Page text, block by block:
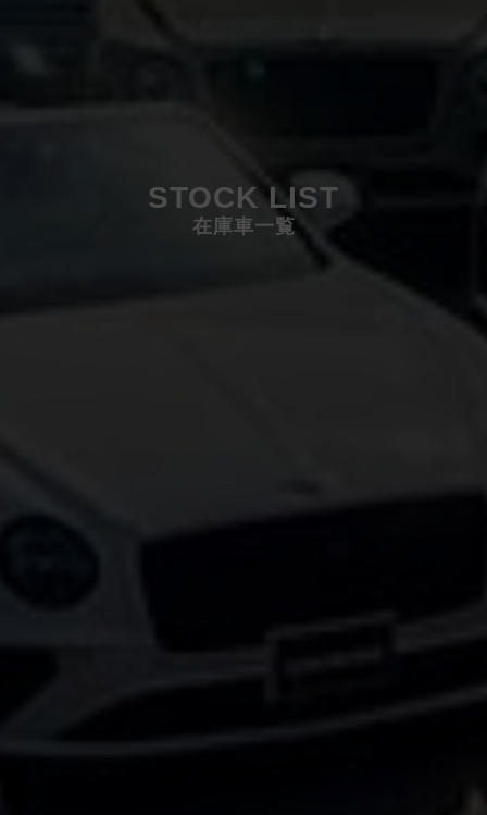
STOCK LIST
在庫車一覧